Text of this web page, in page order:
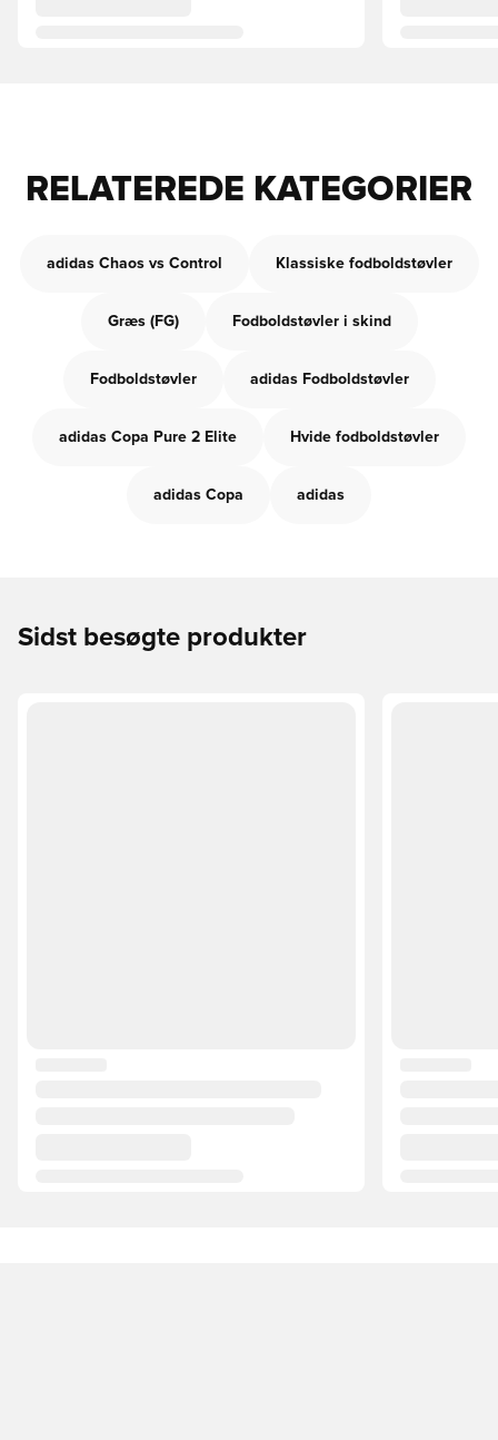
RELATEREDE KATEGORIER
adidas Chaos vs Control Klassiske fodboldstøvler
Græs (FG) Fodboldstøvler i skind
Fodboldstøvler adidas Fodboldstøvler
adidas Copa Pure 2 Elite Hvide fodboldstøvler
adidas Copa adidas
Sidst besøgte produkter